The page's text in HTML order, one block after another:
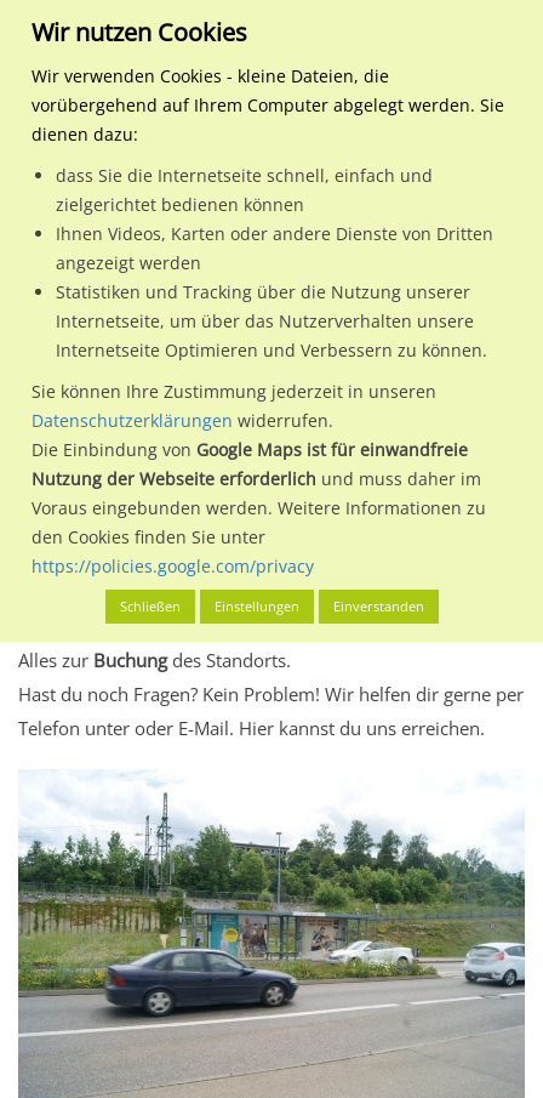
Regionale Plakatwerbung Baden-Württemberg
Aalen, Stadt
Bahnhofstr. /
73430 / Aalen, Stadt / Aalen
Nutze günstige Werbemöglichkeiten am Standort
Bahnhofstr. / Kreisverkehr Löwenbrauereiim Ortsteil Aalen)
in Aalen, Stadt.
Wir erheben für jede unserer Werbeflächen individuelle und
aktuelleStandortinformationenundLeistungswerte. Damit
kannst du dich schon vor der Buchung im Detail über den
Standort, seine Reichweite und Werbewirkung sowie
eventuelle Beschränkungen in den zugelassenen
Werbeinhalten informieren.
Alles klar? Dann findest du direkt im unteren Teil dieser Seite
Alles zur Buchungdes Standorts.
Hast du noch Fragen? Kein Problem! Wir helfen dir gerne per
Telefon unter oder E-Mail. Hier kannst du uns erreichen.
Wir nutzen Cookies
Wir verwenden Cookies - kleine Dateien, die
vorübergehend auf Ihrem Computer abgelegt werden. Sie
dienen dazu:
dass Sie die Internetseite schnell, einfach und
zielgerichtet bedienen können
Ihnen Videos, Karten oder andere Dienste von Dritten
angezeigt werden
Statistiken und Tracking über die Nutzung unserer
Internetseite, um über das Nutzerverhalten unsere
Internetseite Optimieren und Verbessern zu können.
Sie können Ihre Zustimmung jederzeit in unseren
Datenschutzerklärungen widerrufen.
Die Einbindung von Google Maps ist für einwandfreie
Nutzung der Webseite erforderlich und muss daher im
Voraus eingebunden werden. Weitere Informationen zu
den Cookies finden Sie unter
https://policies.google.com/privacy
Schließen Einstellungen Einverstanden